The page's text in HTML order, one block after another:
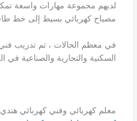
لديهم مجموعة مهارات واسعة
مصباح كهربائي بسيط إلى خط
في معظم الحالات ، تم تدريب فني
السكنية والتجارية والصناعية في
معلم كهربائي وفني كهربائي